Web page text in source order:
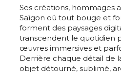
Ses créations, hommages
Saïgon où tout bouge et
forment des paysages
transcendent le quotidien
œuvres immersives et
Derrière chaque détail de
objet détourné, sublimé,